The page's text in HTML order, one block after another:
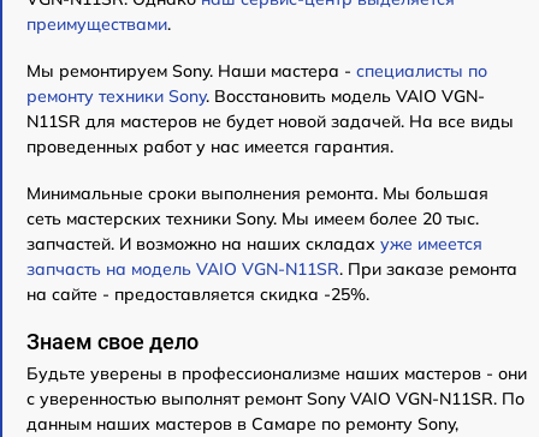
преимуществами.
Мы ремонтируем Sony. Наши мастера - специалисты по
ремонту техники Sony. Восстановить модель VAIO VGN-
N11SR для мастеров не будет новой задачей. На все виды
проведенных работ у нас имеется гарантия.
Минимальные сроки выполнения ремонта. Мы большая
сеть мастерских техники Sony. Мы имеем более 20 тыс.
запчастей. И возможно на наших складах уже имеется
запчасть на модель VAIO VGN-N11SR. При заказе ремонта
на сайте - предоставляется скидка -25%.
Знаем свое дело
Будьте уверены в профессионализме наших мастеров - они
с уверенностью выполнят ремонт Sony VAIO VGN-N11SR. По
данным наших мастеров в Самаре по ремонту Sony,